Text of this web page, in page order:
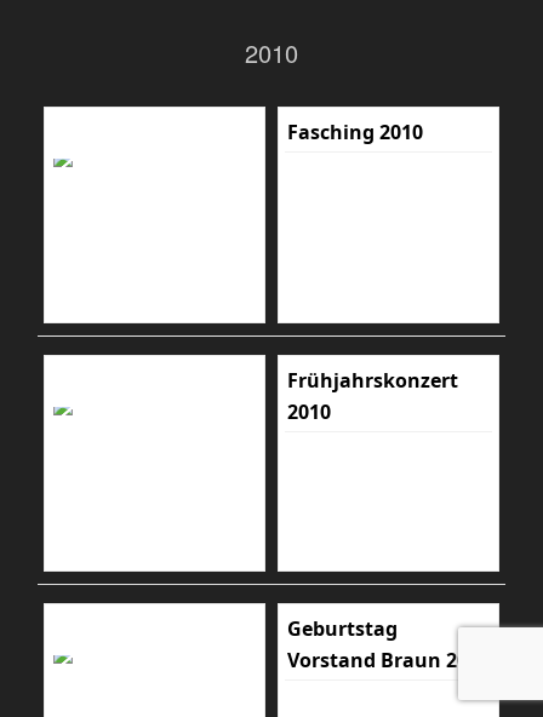
2010
Fasching 2010
Frühjahrskonzert
2010
Geburtstag
Vorstand Braun 2010